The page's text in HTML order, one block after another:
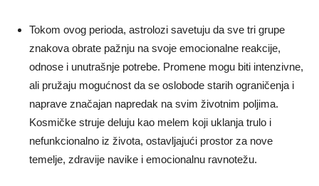
Tokom ovog perioda, astrolozi savetuju da sve tri grupe
znakova obrate pažnju na svoje emocionalne reakcije,
odnose i unutrašnje potrebe. Promene mogu biti intenzivne,
ali pružaju mogućnost da se oslobode starih ograničenja i
naprave značajan napredak na svim životnim poljima.
Kosmičke struje deluju kao melem koji uklanja trulo i
nefunkcionalno iz života, ostavljajući prostor za nove
temelje, zdravije navike i emocionalnu ravnotežu.